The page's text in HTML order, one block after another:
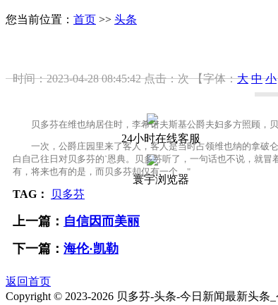
24小时在线客服
寰宇浏览器
您当前位置： 首页 >> 头条
时间：2023-04-28 08:45:42点击：次 【字体：大 中 小
贝多芬在维也纳居住时，李希诺夫斯基公爵夫妇多方照顾，贝
一次，公爵庄园里来了客人，客人是当时占领维也纳的拿破仑
白自己往日对贝多芬的`恩典。贝多芬听了，一句话也不说，就
有，将来也有的是，而贝多芬却仅有一个。"
TAG： 贝多芬
上一篇： 自信因而美丽
下一篇： 海伦·凯勒
返回首页
Copyright © 2023-2026 贝多芬-头条-今日新闻最新头条